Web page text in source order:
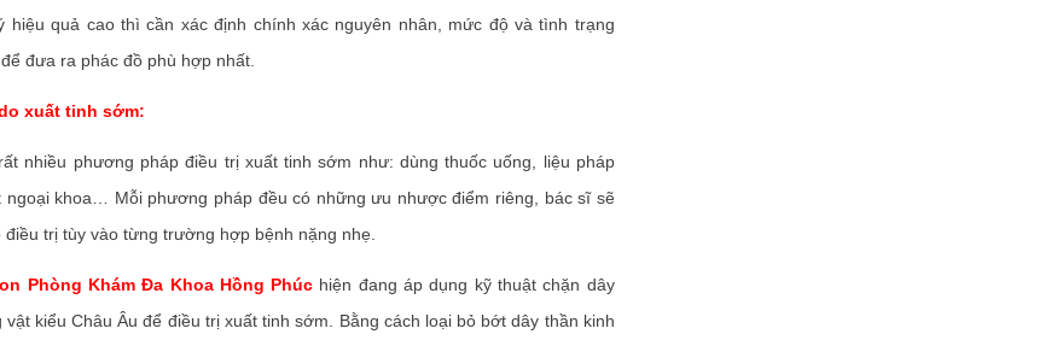
hiệu quả cao thì cần xác định chính xác nguyên nhân, mức độ và tình trạng
đưa ra phác đồ phù hợp nhất.
xuất tinh sớm:
nhiều phương pháp điều trị xuất tinh sớm như: dùng thuốc uống, liệu pháp
ngoại khoa… Mỗi phương pháp đều có những ưu nhược điểm riêng, bác sĩ sẽ
điều trị tùy vào từng trường hợp bệnh nặng nhẹ.
Phòng Khám Đa Khoa Hồng Phúc hiện đang áp dụng kỹ thuật chặn dây
kiểu Châu Âu để điều trị xuất tinh sớm. Bằng cách loại bỏ bớt dây thần kinh